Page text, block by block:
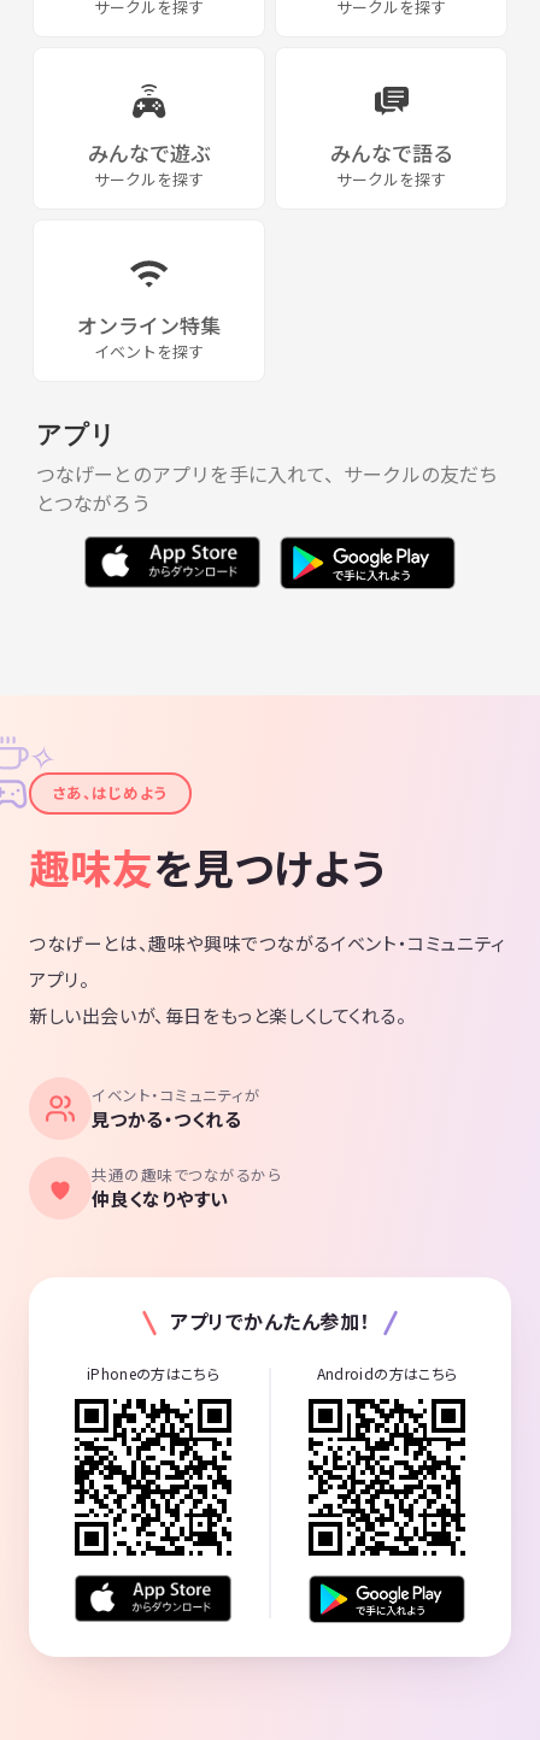
サークルを探す サークルを探す
みんなで遊ぶ
サークルを探す
みんなで語る
サークルを探す
オンライン特集
イベントを探す
アプリ
つなげーとのアプリを手に入れて、サークルの友だち
とつながろう
✦
✧
さあ、はじめよう
趣味友を見つけよう
つなげーとは、趣味や興味でつながるイベント・コミュニティ
アプリ。
新しい出会いが、毎日をもっと楽しくしてくれる。
イベント・コミュニティが
見つかる・つくれる
共通の趣味でつながるから
仲良くなりやすい
アプリでかんたん参加！
iPhoneの方はこちら Androidの方はこちら